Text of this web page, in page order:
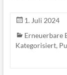
1. Juli 2024
Erneuerbare
Kategorisiert,